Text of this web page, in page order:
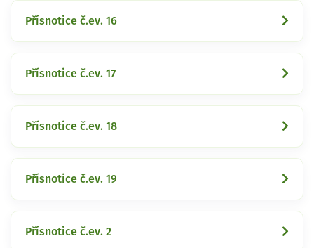
Přísnotice č.ev. 16
Přísnotice č.ev. 17
Přísnotice č.ev. 18
Přísnotice č.ev. 19
Přísnotice č.ev. 2